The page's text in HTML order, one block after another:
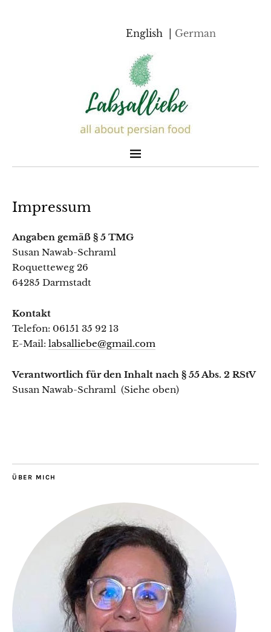
English German
Impressum
Angaben gemäß § 5 TMG
Susan Nawab-Schraml
Roquetteweg 26
64285 Darmstadt
Kontakt
Telefon: 06151 35 92 13
E-Mail: labsalliebe@gmail.com
Verantwortlich für den Inhalt nach § 55 Abs. 2 RStV
Susan Nawab-Schraml (Siehe oben)
ÜBER MICH